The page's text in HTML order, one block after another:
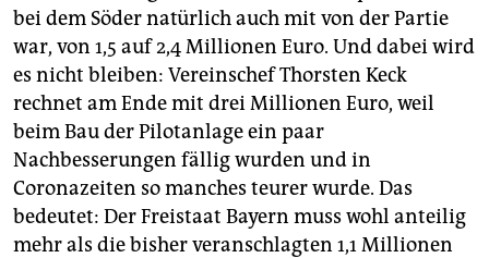
bei dem Söder natürlich auch mit von der Partie
war, von 1,5 auf 2,4 Millionen Euro. Und dabei wird
es nicht bleiben: Vereinschef Thorsten Keck
rechnet am Ende mit drei Millionen Euro, weil
beim Bau der Pilotanlage ein paar
Nachbesserungen fällig wurden und in
Coronazeiten so manches teurer wurde. Das
bedeutet: Der Freistaat Bayern muss wohl anteilig
mehr als die bisher veranschlagten 1,1 Millionen